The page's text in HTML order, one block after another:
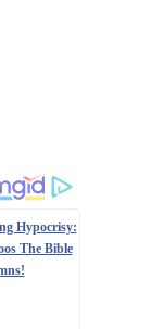
Hypocrisy:
The Bible